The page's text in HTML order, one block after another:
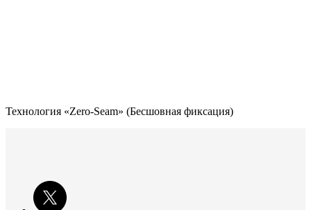
Технология «Zero-Seam» (Бесшовная фиксация)